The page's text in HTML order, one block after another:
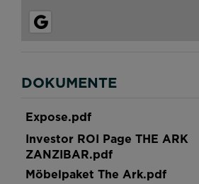
DOKUMENTE
Expose.pdf
Investor ROI Page THE ARK
ZANZIBAR.pdf
Möbelpaket The Ark.pdf